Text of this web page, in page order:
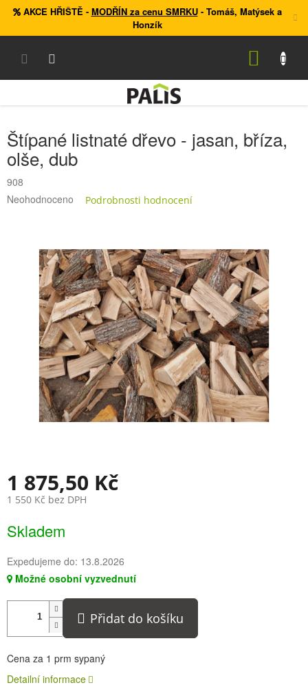
Přejít
obsah
AKCE HŘIŠTĚ- MODŘÍN za cenu SMRKU- Tomáš, Matýsek a
Honzík
Štípané listnaté dřevo - jasan, bříza,
olše, dub
908
Průměrné
hvězdiček.
Neohodnoceno Podrobnosti hodnocení
1 875,50 Kč
1 550 Kč bez DPH
cena:
Skladem
Expedujeme do: 13.8.2026
Možné osobní vyzvednutí
Přidat do košíku
Cena za 1 prm sypaný
Detailní informace